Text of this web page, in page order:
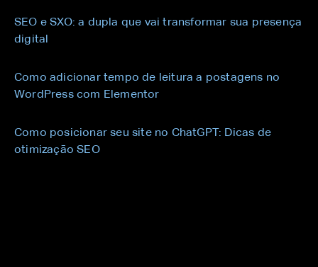
SEO e SXO: a dupla que vai transformar sua presença
digital
Como adicionar tempo de leitura a postagens no
WordPress com Elementor
Como posicionar seu site no ChatGPT: Dicas de
otimização SEO